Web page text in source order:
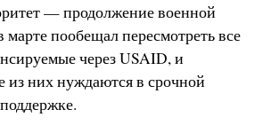
— продолжение военной
пообещал пересмотреть все
через USAID, и
из них нуждаются в срочной